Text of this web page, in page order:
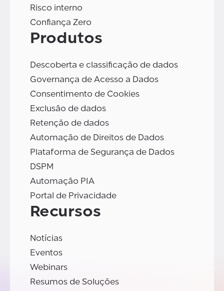
Risco interno
Confiança Zero
Produtos
Descoberta e classificação de dados
Governança de Acesso a Dados
Consentimento de Cookies
Exclusão de dados
Retenção de dados
Automação de Direitos de Dados
Plataforma de Segurança de Dados
DSPM
Automação PIA
Portal de Privacidade
Recursos
Notícias
Eventos
Webinars
Resumos de Soluções